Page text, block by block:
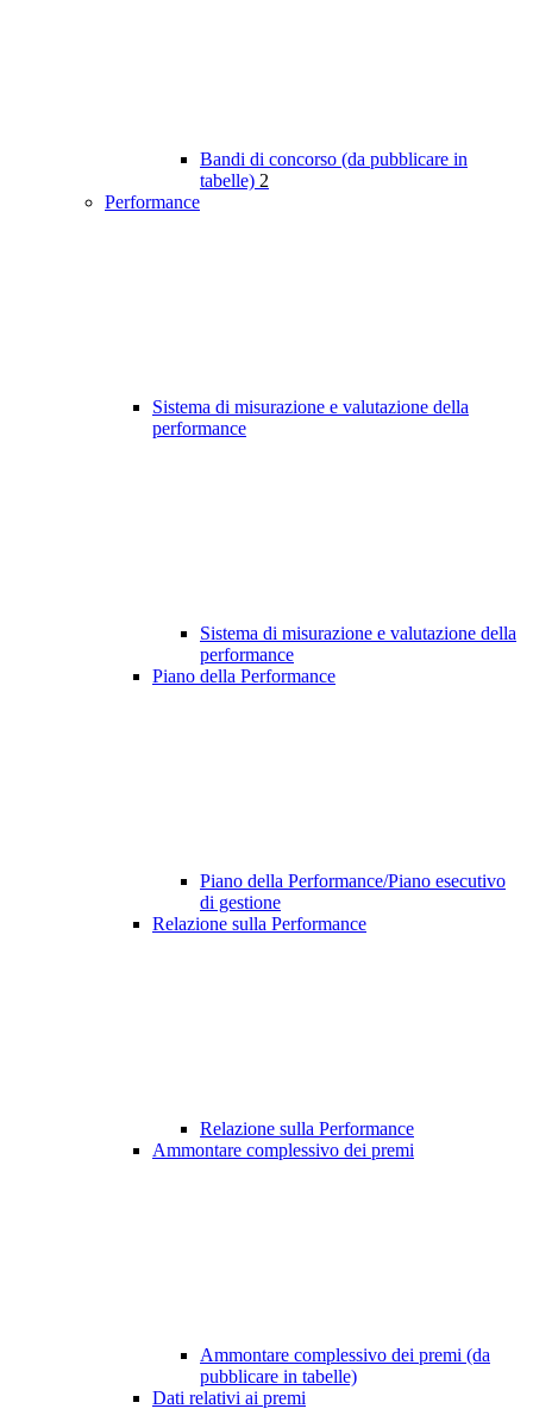
Bandi di concorso (da pubblicare in
tabelle) 2
Performance
Sistema di misurazione e valutazione della
performance
Sistema di misurazione e valutazione della
performance
Piano della Performance
Piano della Performance/Piano esecutivo
di gestione
Relazione sulla Performance
Relazione sulla Performance
Ammontare complessivo dei premi
Ammontare complessivo dei premi (da
pubblicare in tabelle)
Dati relativi ai premi